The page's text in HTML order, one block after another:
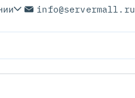
info@servermall.ru